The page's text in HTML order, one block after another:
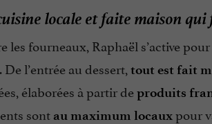
locale et faite maison
les fourneaux, Raphaël s’active
De l’entrée au dessert, tout est fait
élaborées à partir deproduits
sont au maximum locauxpour